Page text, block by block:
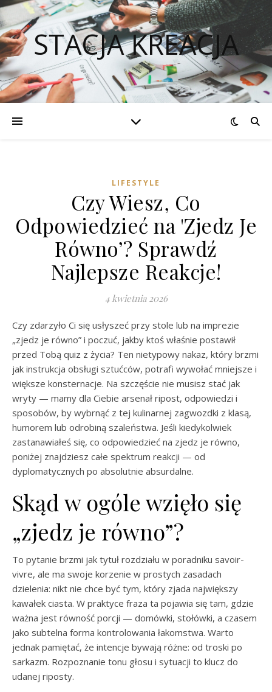
STACJA KREACJA
LIFESTYLE
Czy Wiesz, Co
Odpowiedzieć na 'Zjedz Je
Równo’? Sprawdź
Najlepsze Reakcje!
4 kwietnia 2026
Czy zdarzyło Ci się usłyszeć przy stole lub na imprezie
„zjedz je równo” i poczuć, jakby ktoś właśnie postawił
przed Tobą quiz z życia? Ten nietypowy nakaz, który brzmi
jak instrukcja obsługi sztućców, potrafi wywołać mniejsze i
większe konsternacje. Na szczęście nie musisz stać jak
wryty — mamy dla Ciebie arsenał ripost, odpowiedzi i
sposobów, by wybrnąć z tej kulinarnej zagwozdki z klasą,
humorem lub odrobiną szaleństwa. Jeśli kiedykolwiek
zastanawiałeś się, co odpowiedzieć na zjedz je równo,
poniżej znajdziesz całe spektrum reakcji — od
dyplomatycznych po absolutnie absurdalne.
Skąd w ogóle wzięło się
„zjedz je równo”?
To pytanie brzmi jak tytuł rozdziału w poradniku savoir-
vivre, ale ma swoje korzenie w prostych zasadach
dzielenia: nikt nie chce być tym, który zjada największy
kawałek ciasta. W praktyce fraza ta pojawia się tam, gdzie
ważna jest równość porcji — domówki, stołówki, a czasem
jako subtelna forma kontrolowania łakomstwa. Warto
jednak pamiętać, że intencje bywają różne: od troski po
sarkazm. Rozpoznanie tonu głosu i sytuacji to klucz do
udanej riposty.